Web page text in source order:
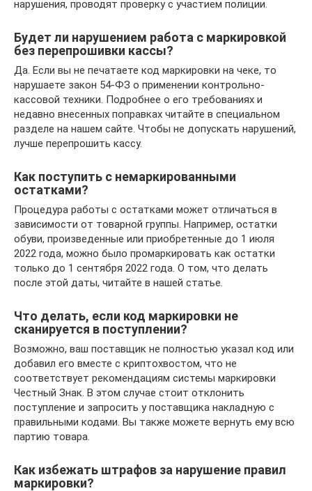
нарушения, проводят проверку с участием полиции.
Будет ли нарушением работа с маркировкой
без перепрошивки кассы?
Да. Если вы не печатаете код маркировки на чеке, то
нарушаете закон 54-ФЗ о применении контрольно-
кассовой техники. Подробнее о его требованиях и
недавно внесенных поправках читайте в специальном
разделе на нашем сайте. Чтобы не допускать нарушений,
лучше перепрошить кассу.
Как поступить с немаркированными
остатками?
Процедура работы с остатками может отличаться в
зависимости от товарной группы. Например, остатки
обуви, произведенные или приобретенные до 1 июля
2022 года, можно было промаркировать как остатки
только до 1 сентября 2022 года. О том, что делать
после этой даты, читайте в нашей статье.
Что делать, если код маркировки не
сканируется в поступлении?
Возможно, ваш поставщик не полностью указал код или
добавил его вместе с криптохвостом, что не
соответствует рекомендациям системы маркировки
Честный Знак. В этом случае стоит отклонить
поступление и запросить у поставщика накладную с
правильными кодами. Вы также можете вернуть ему всю
партию товара.
Как избежать штрафов за нарушение правил
маркировки?